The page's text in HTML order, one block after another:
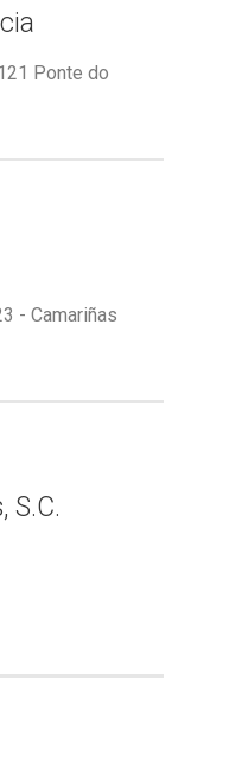
Ponte do
- Camariñas
S.C.